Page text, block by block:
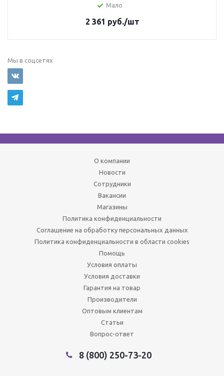
Мало
2 361 руб./шт
Мы в соцсетях
О компании
Новости
Сотрудники
Вакансии
Магазины
Политика конфиденциальности
Соглашение на обработку персональных данных
Политика конфиденциальности в области cookies
Помощь
Условия оплаты
Условия доставки
Гарантия на товар
Производители
Оптовым клиентам
Статьи
Вопрос-ответ
8 (800) 250-73-20